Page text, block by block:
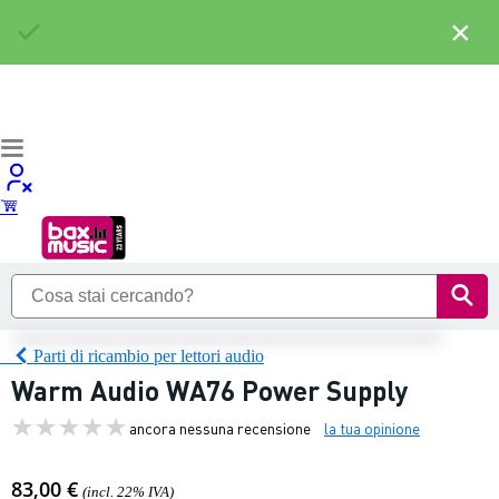
Parti di ricambio per lettori audio
Warm Audio WA76 Power Supply
ancora nessuna recensione la tua opinione
83,00 € (incl. 22% IVA)
×